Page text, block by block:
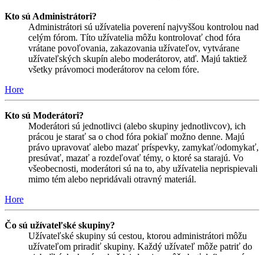
Kto sú Administrátori?
Administrátori sú užívatelia poverení najvyššou kontrolou nad
celým fórom. Títo užívatelia môžu kontrolovať chod fóra
vrátane povoľovania, zakazovania užívateľov, vytvárane
užívateľských skupín alebo moderátorov, atď. Majú taktiež
všetky právomoci moderátorov na celom fóre.
Hore
Kto sú Moderátori?
Moderátori sú jednotlivci (alebo skupiny jednotlivcov), ich
prácou je starať sa o chod fóra pokiaľ možno denne. Majú
právo upravovať alebo mazať príspevky, zamykať/odomykať,
presúvať, mazať a rozdeľovať témy, o ktoré sa starajú. Vo
všeobecnosti, moderátori sú na to, aby užívatelia neprispievali
mimo tém alebo nepridávali otravný materiál.
Hore
Čo sú užívateľské skupiny?
Užívateľské skupiny sú cestou, ktorou administrátori môžu
užívateľom priradiť skupiny. Každý užívateľ môže patriť do